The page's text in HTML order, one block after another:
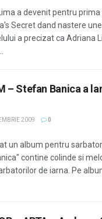
a devenit pentru
Secret dand nastere
a precizat ca Adriana
– Stefan Banica a
2009 0
un album pentru
contine colinde si
de iarna. Pe